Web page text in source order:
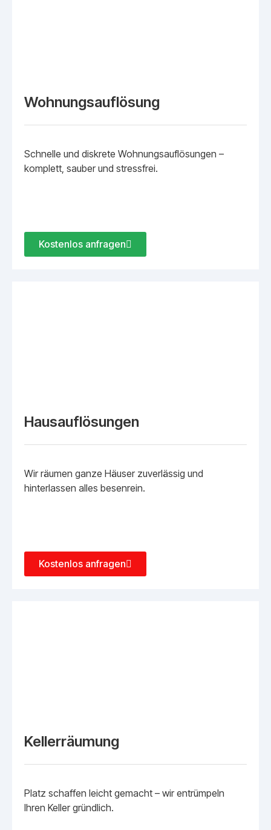
Wohnungsauflösung
Schnelle und diskrete Wohnungsauflösungen –
komplett, sauber und stressfrei.
Kostenlos anfragen
Hausauflösungen
Wir räumen ganze Häuser zuverlässig und
hinterlassen alles besenrein.
Kostenlos anfragen
Kellerräumung
Platz schaffen leicht gemacht – wir entrümpeln
Ihren Keller gründlich.